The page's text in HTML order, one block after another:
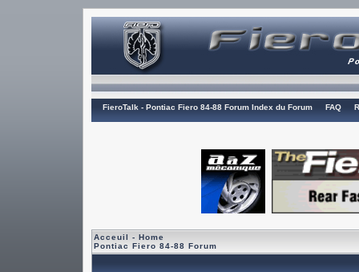
FieroTalk - Pontiac Fiero 84-88 Forum Index du Forum FAQ
Acceuil - Home
Pontiac Fiero 84-88 Forum